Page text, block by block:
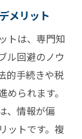
メリット
トは、専門知
ル回避のノウ
的手続きや税
られます。
、情報が偏
ットです。複